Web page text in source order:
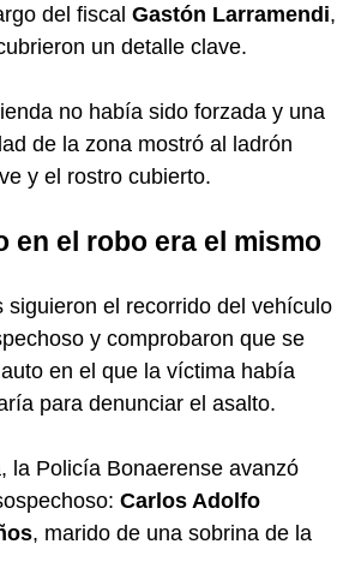
del fiscal Gastón Larramendi,
un detalle clave.
no había sido forzada y una
de la zona mostró al ladrón
y el rostro cubierto.
en el robo era el mismo
siguieron el recorrido del vehículo
y comprobaron que se
en el que la víctima había
para denunciar el asalto.
la Policía Bonaerense avanzó
Carlos Adolfo
, marido de una sobrina de la